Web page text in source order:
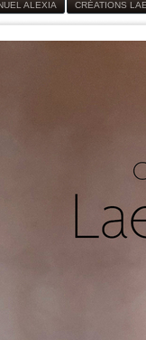
ALEXIA CRÉATIONS